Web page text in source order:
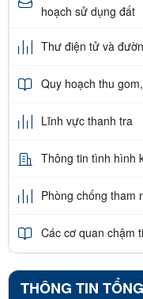
hoạch sử dụng đất
Thư điện tử và
Quy hoạch thu
Lĩnh vực thanh tra
Thông tin tình hình
Phòng chống tham
Các cơ quan chậm
THÔNG TIN